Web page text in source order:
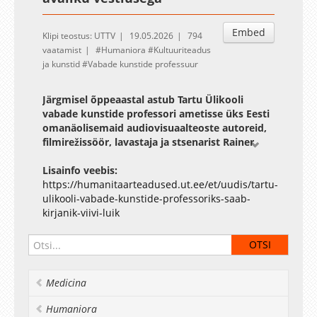
Embed
Klipi teostus: UTTV 19.05.2026
794
vaatamist
Humaniora
Kultuuriteadus
ja kunstid
Vabade kunstide professuur
Järgmisel õppeaastal astub Tartu Ülikooli
vabade kunstide professori ametisse üks Eesti
omanäolisemaid audiovisuaalteoste autoreid,
filmirežissöör, lavastaja ja stsenarist Rainer
Rainer Sarnet (sündinud 3. märtsil 1969
Rakveres) on filmirežissöörina rahvusvaheliselt
tuntud oma visuaalse eripära, poeetilise
maailmataju ja žanrilise julguse poolest, mis
tõukuvad Eesti kultuurist, ent on saanud
mõjutusi ka maailmakinost. Sarneti filmid ei
loovad omaette maailmu, kus põimuvad realistlik
ja müütiline. Silmapaistev loometöö on toonud
talle nii Kultuurkapitali aastaauhinna, Eesti filmi-
Lisainfo veebis:
https://humanitaarteadused.ut.ee/et/uudis/tartu-
ulikooli-vabade-kunstide-professoriks-saab-
kirjanik-viivi-luik
Medicina
Humaniora